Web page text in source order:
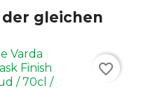
gleichen
favorite_border